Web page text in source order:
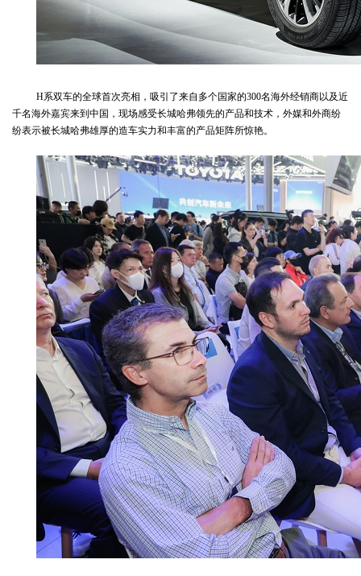
H系双车的全球首次亮相，吸引了来自多个国家的300名海外经销商以及近
千名海外嘉宾来到中国，现场感受长城哈弗领先的产品和技术，外媒和外商纷
纷表示被长城哈弗雄厚的造车实力和丰富的产品矩阵所惊艳。